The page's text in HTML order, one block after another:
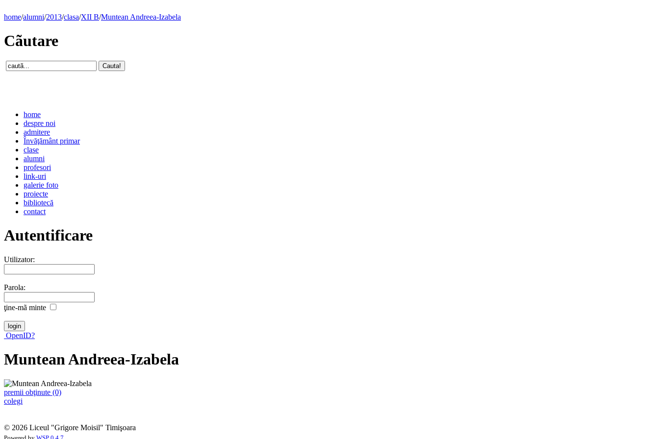
home/alumni/2013/clasa/XII B/Muntean Andreea-Izabela
Cãutare
home
despre noi
admitere
Învăţământ primar
clase
alumni
profesori
link-uri
galerie foto
proiecte
bibliotecă
contact
Autentificare
Utilizator:
Parola:
ţine-mã minte
OpenID?
Muntean Andreea-Izabela
premii obţinute (0)
colegi
© 2026 Liceul "Grigore Moisil" Timişoara